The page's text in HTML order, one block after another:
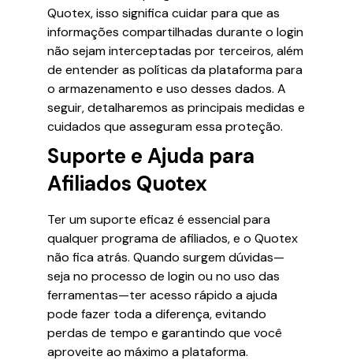
Quotex, isso significa cuidar para que as
informações compartilhadas durante o login
não sejam interceptadas por terceiros, além
de entender as políticas da plataforma para
o armazenamento e uso desses dados. A
seguir, detalharemos as principais medidas e
cuidados que asseguram essa proteção.
Suporte e Ajuda para
Afiliados Quotex
Ter um suporte eficaz é essencial para
qualquer programa de afiliados, e o Quotex
não fica atrás. Quando surgem dúvidas—
seja no processo de login ou no uso das
ferramentas—ter acesso rápido a ajuda
pode fazer toda a diferença, evitando
perdas de tempo e garantindo que você
aproveite ao máximo a plataforma.